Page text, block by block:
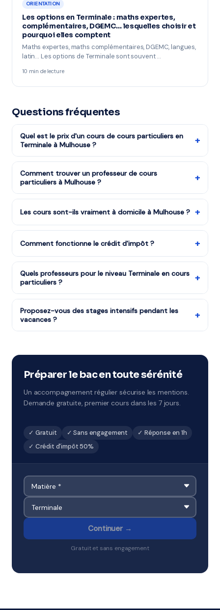
ORIENTATION
Les options en Terminale : maths expertes,
complémentaires, DGEMC… lesquelles choisir et
pourquoi elles comptent
Maths expertes, maths complémentaires, DGEMC, langues,
latin… Les options de Terminale sont souvent …
10 min de lecture
Questions fréquentes
Quel est le prix d'un cours de cours particuliers en
Terminale à Mulhouse ?
+
Les cours de cours particuliers niveau Terminale
reviennent à partir de 17,50€/h après réduction
d'impôts (soit 35€/h avant déduction). La mise en
relation via mon-prof.fr est gratuite.
Comment trouver un professeur de cours
particuliers à Mulhouse ?
+
Remplissez notre formulaire en 2 minutes. Notre équipe
vous met en relation avec notre organisme partenaire
d'une heure. Service gratuit et sans engagement.
Les cours sont-ils vraiment à domicile à Mulhouse ? +
Oui, tous les cours sont dispensés à votre domicile à
Mulhouse et dans le 68. Le professeur se déplace chez
Comment fonctionne le crédit d'impôt ? +
Les cours à domicile ouvrent droit à 50% de crédit
d'impôt (article 199 sexdecies du CGI). Concrètement,
l'État vous rembourse la moitié du coût de vos cours.
Notre organisme partenaire est agréé services à la
personne.
Quels professeurs pour le niveau Terminale en cours
particuliers ?
+
Notre organisme partenaire dispose de professeurs
diplômés et expérimentés pour le programme de
Terminale, sélectionnés pour leur pédagogie et leur
maîtrise du programme de Lycée.
Proposez-vous des stages intensifs pendant les
vacances ?
+
examens à Mulhouse.
Préparer le bac en toute sérénité
Un accompagnement régulier sécurise les mentions.
Demande gratuite, premier cours dans les 7 jours.
✓ Gratuit ✓ Sans engagement
✓ Réponse en 1h
✓ Crédit d'impôt 50%
Continuer →
Gratuit et sans engagement